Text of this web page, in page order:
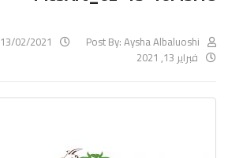
Post By:Aysha Albaluoshi
13/02/2021
فبراير 13, 2021